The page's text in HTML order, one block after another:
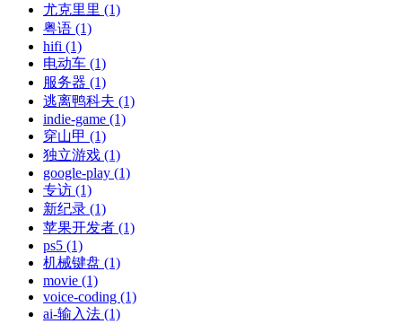
尤克里里 (1)
粤语 (1)
hifi (1)
电动车 (1)
服务器 (1)
逃离鸭科夫 (1)
indie-game (1)
穿山甲 (1)
独立游戏 (1)
google-play (1)
专访 (1)
新纪录 (1)
苹果开发者 (1)
ps5 (1)
机械键盘 (1)
movie (1)
voice-coding (1)
ai-输入法 (1)